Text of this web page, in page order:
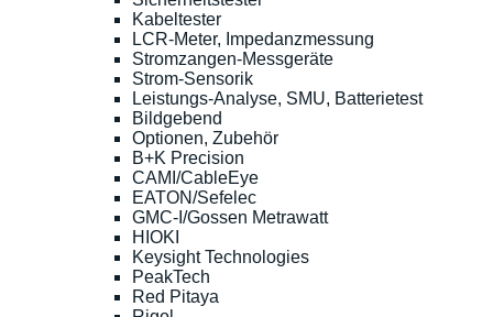
Kabeltester
LCR-Meter, Impedanzmessung
Stromzangen-Messgeräte
Strom-Sensorik
Leistungs-Analyse, SMU, Batterietest
Bildgebend
Optionen, Zubehör
B+K Precision
CAMI/CableEye
EATON/Sefelec
GMC-I/Gossen Metrawatt
HIOKI
Keysight Technologies
PeakTech
Red Pitaya